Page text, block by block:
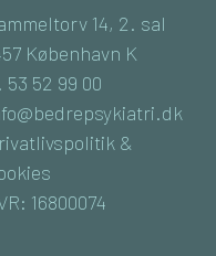
14, 2. sal
København K
53 52 99 00
&
16800074